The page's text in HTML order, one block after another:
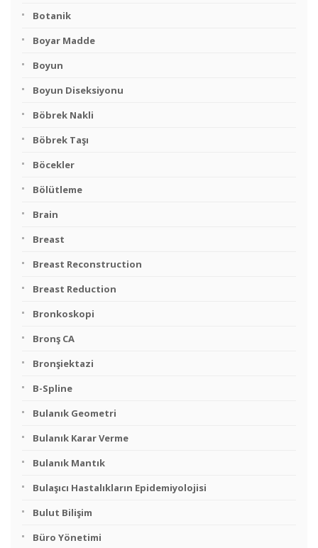
Botanik
Boyar Madde
Boyun
Boyun Diseksiyonu
Böbrek Nakli
Böbrek Taşı
Böcekler
Bölütleme
Brain
Breast
Breast Reconstruction
Breast Reduction
Bronkoskopi
Bronş CA
Bronşiektazi
B-Spline
Bulanık Geometri
Bulanık Karar Verme
Bulanık Mantık
Bulaşıcı Hastalıkların Epidemiyolojisi
Bulut Bilişim
Büro Yönetimi